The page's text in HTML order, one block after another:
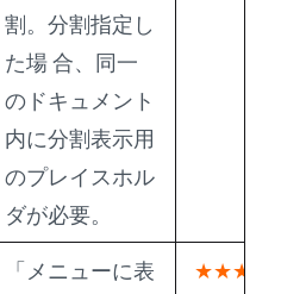
割。分割指定し
た場 合、同一
のドキュメント
内に分割表示用
のプレイスホル
ダが必要。
「メニューに表
★★★